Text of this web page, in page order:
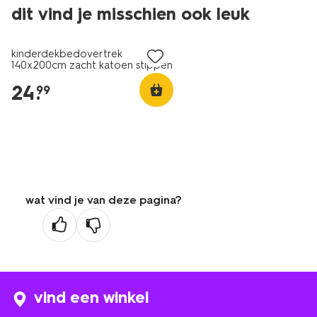
dit vind je misschien ook leuk
kinderdekbedovertrek
140x200cm zacht katoen stippen
24.
99
wat vind je van deze pagina?
vind een winkel